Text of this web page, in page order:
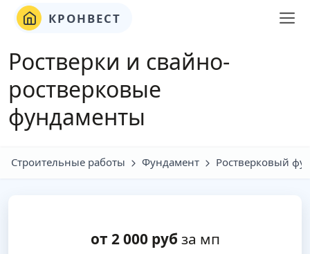
КРОНВЕСТ
Ростверки и свайно-
ростверковые
фундаменты
Строительные работы Фундамент Ростверковый
от 2 000руб за мп